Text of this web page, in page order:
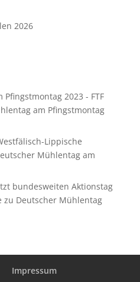
2026
2023 - FTF
am Pfingstmontag
Lippische
Mühlentag am
bundesweiten Aktionstag
zu Deutscher Mühlentag
Impressum